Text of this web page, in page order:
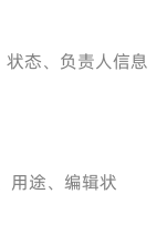
态、负责人信息
用途、编辑状